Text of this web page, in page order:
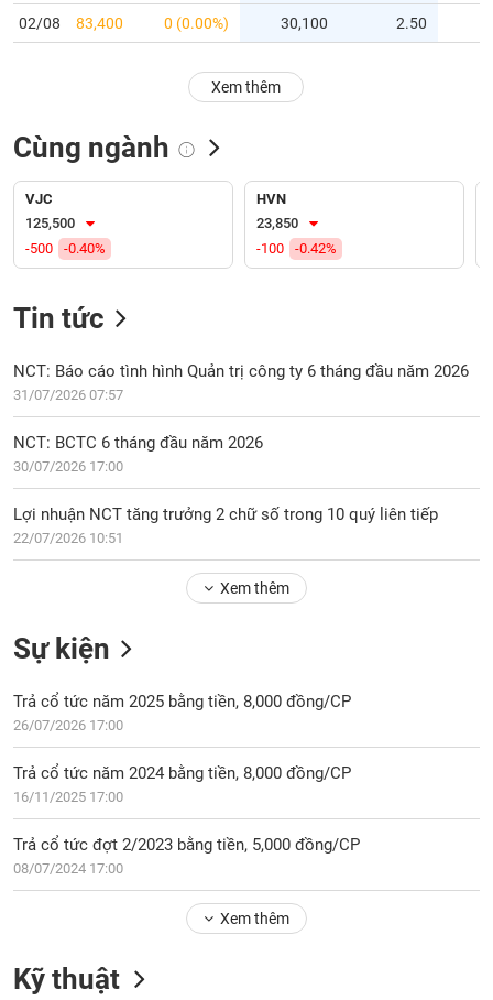
Hủy
dõi
biệt
Không
được
phiếu
chi
tiết
Tổng
quan
Tài
Phân
tích
thuật
Hồ
sơ
doanh
sự
kiện
02/08 83,400 0 (0.00%) 30,100 2.50
Xem thêm
Cùng ngành
VJC
125,500
-500
-0.40%
HVN
23,850
-100
-0.42%
Tin tức
NCT: Báo cáo tình hình Quản trị công ty 6 tháng đầu năm 2026
31/07/2026 07:57
NCT: BCTC 6 tháng đầu năm 2026
30/07/2026 17:00
Lợi nhuận NCT tăng trưởng 2 chữ số trong 10 quý liên tiếp
22/07/2026 10:51
Xem thêm
Sự kiện
Trả cổ tức năm 2025 bằng tiền, 8,000 đồng/CP
26/07/2026 17:00
Trả cổ tức năm 2024 bằng tiền, 8,000 đồng/CP
16/11/2025 17:00
Trả cổ tức đợt 2/2023 bằng tiền, 5,000 đồng/CP
08/07/2024 17:00
Xem thêm
Kỹ thuật
TRÁI
PHIẾU
CÔNG
ĐẦU
TƯ
DỮ
LIỆU
Ngành
(-)
VS-
NĂNG
LƯỢNG
VẬT
LIỆU
CÔNG